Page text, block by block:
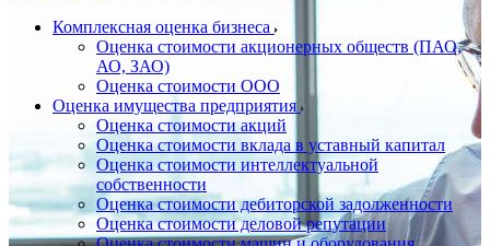
Комплексная оценка бизнеса
Оценка стоимости акционерных обществ (ПАО,
АО, ЗАО)
Оценка стоимости ООО
Оценка имущества предприятия
Оценка стоимости акций
Оценка стоимости вклада в уставный капитал
Оценка стоимости интеллектуальной
собственности
Оценка стоимости дебиторской задолженности
Оценка стоимости деловой репутации